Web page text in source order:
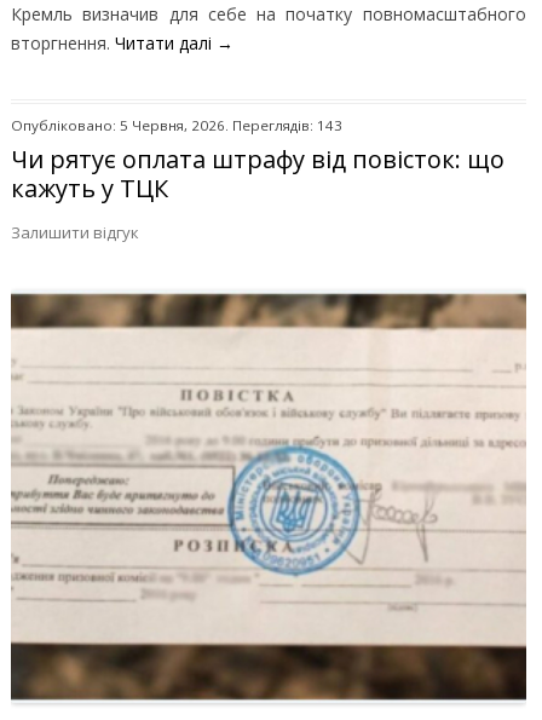
Кремль визначив для себе на початку повномасштабного
вторгнення. Читати далі →
Опубліковано: 5 Червня, 2026. Переглядів: 143
Чи рятує оплата штрафу від повісток: що
кажуть у ТЦК
Залишити відгук